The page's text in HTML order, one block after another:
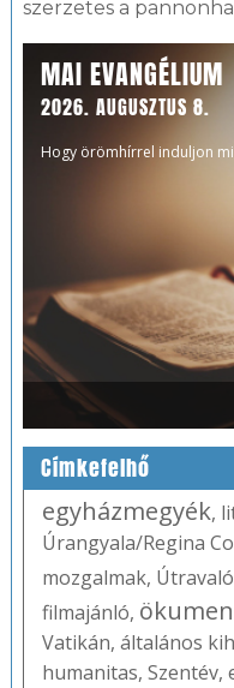
szerzetes a
MAI EVANGÉLIUM
2026. AUGUSZTUS 8.
Hogy örömhírrel induljon
Címkefelhő
egyházmegyék,
Úrangyala/Regina
mozgalmak, Útravaló
filmajánló,
Vatikán, általános
humanitas, Szentév,